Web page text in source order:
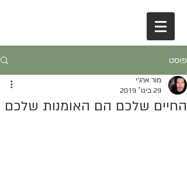
פוסט
החיים שלכם הם האומנות שלכם
מור ארג'י
29 בינו׳ 2019